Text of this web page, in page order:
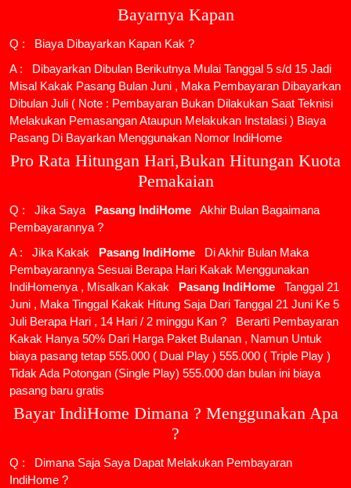
Bayarnya Kapan
Q : Biaya Dibayarkan Kapan Kak ?
A : Dibayarkan Dibulan Berikutnya Mulai Tanggal 5 s/d 15 Jadi
Misal Kakak Pasang Bulan Juni , Maka Pembayaran Dibayarkan
Dibulan Juli ( Note : Pembayaran Bukan Dilakukan Saat Teknisi
Melakukan Pemasangan Ataupun Melakukan Instalasi ) Biaya
Pasang Di Bayarkan Menggunakan Nomor IndiHome
Pro Rata Hitungan Hari,Bukan Hitungan Kuota
Pemakaian
Q : Jika Saya Pasang IndiHome
Akhir Bulan Bagaimana
Pembayarannya ?
A : Jika Kakak
Pasang IndiHome
Di Akhir Bulan Maka
Pembayarannya Sesuai Berapa Hari Kakak Menggunakan
IndiHomenya , Misalkan Kakak
Pasang IndiHome
Tanggal 21
Juni , Maka Tinggal Kakak Hitung Saja Dari Tanggal 21 Juni Ke 5
Juli Berapa Hari , 14 Hari / 2 minggu Kan ? Berarti Pembayaran
Kakak Hanya 50% Dari Harga Paket Bulanan , Namun Untuk
biaya pasang tetap 555.000 ( Dual Play ) 555.000 ( Triple Play )
Tidak Ada Potongan (Single Play) 555.000 dan bulan ini biaya
pasang baru gratis
Bayar IndiHome Dimana ? Menggunakan Apa
?
Q : Dimana Saja Saya Dapat Melakukan Pembayaran
IndiHome ?